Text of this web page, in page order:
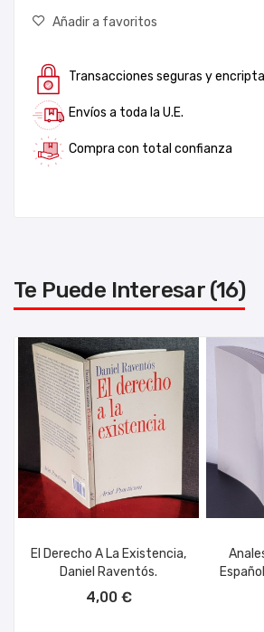
Añadir a favoritos
Transacciones seguras y
Envíos a toda la U.E.
Compra con total confianza
Te Puede Interesar (16)
El Derecho A La Existencia,
Daniel Raventós.
4,00 €